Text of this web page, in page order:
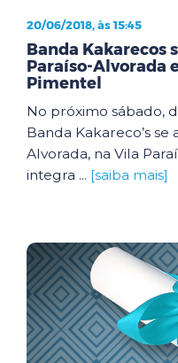
20/06/2018, às 15:45
Banda Kakarecos
Paraíso-Alvorada
Pimentel
No próximo sábado,
Banda Kakareco’s se
Alvorada, na Vila
integra ... [saiba mais]